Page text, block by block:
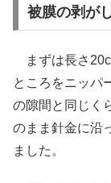
被膜の剥が
まずは長さ
ところをニッパ
の隙間と同じく
のまま針金に沿
ました。